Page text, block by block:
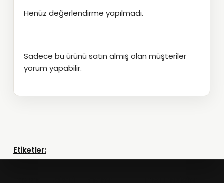
Henüz değerlendirme yapılmadı.
Sadece bu ürünü satın almış olan müşteriler
yorum yapabilir.
Etiketler: